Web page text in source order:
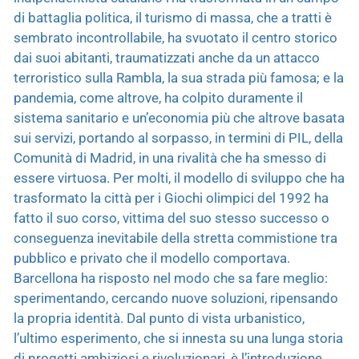
di battaglia politica, il turismo di massa, che a tratti è
sembrato incontrollabile, ha svuotato il centro storico
dai suoi abitanti, traumatizzati anche da un attacco
terroristico sulla Rambla, la sua strada più famosa; e la
pandemia, come altrove, ha colpito duramente il
sistema sanitario e un’economia più che altrove basata
sui servizi, portando al sorpasso, in termini di PIL, della
Comunità di Madrid, in una rivalità che ha smesso di
essere virtuosa. Per molti, il modello di sviluppo che ha
trasformato la città per i Giochi olimpici del 1992 ha
fatto il suo corso, vittima del suo stesso successo o
conseguenza inevitabile della stretta commistione tra
pubblico e privato che il modello comportava.
Barcellona ha risposto nel modo che sa fare meglio:
sperimentando, cercando nuove soluzioni, ripensando
la propria identità. Dal punto di vista urbanistico,
l’ultimo esperimento, che si innesta su una lunga storia